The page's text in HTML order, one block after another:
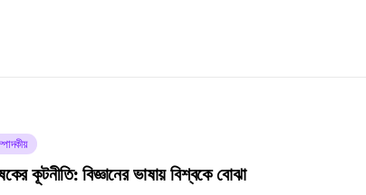
কূটনীতি: বিজ্ঞানের ভাষায় বিশ্বকে বোঝা